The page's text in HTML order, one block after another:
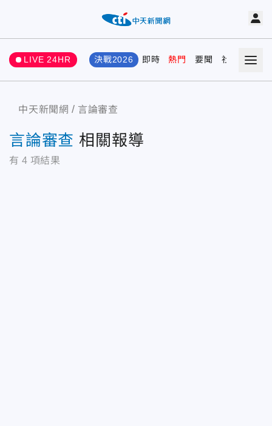
LIVE 24HR 決戰2026 即時 熱門 要聞 社會 娛樂
中天新聞網 言論審查
言論審查 相關報導
有 4 項結果